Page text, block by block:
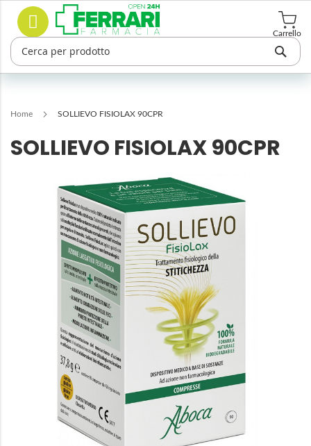
Salta
contenuto
Carrello
Cerca
Home SOLLIEVO FISIOLAX 90CPR
SOLLIEVO FISIOLAX 90CPR